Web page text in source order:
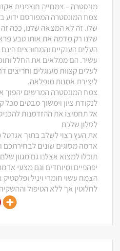
מונסטרה – צמחייה חוצפנית
צמח המונסטרה המפורסם ידוע
שלו. זה לא המצאה שלנו, ככה
שלנו רק מדמה את אותו טבע
העלים הענקיים והמחורצים הינם
עשיר. הם ממלאים את החלל
לעלים קצוות מעוגלים וחריצים
ליצירת אמנות מופלאה.
צמח המונסטרה המרשים יהפוך
לנקודת ציון וימשוך מבטים מכל
אל תחמיצו את ההזדמנות
לסלון שלכם
את העץ רצוי לשלב בתוך
אדמה מסוגים שונים לבחירתכם
תוכלו למצוא אצלנו גם מגוון
יפהפיים ומיוחדים וגם מצעי
הצמח עשוי חומרי ויניל ופלסטיק
לחלוטין אך ללא הטיפול